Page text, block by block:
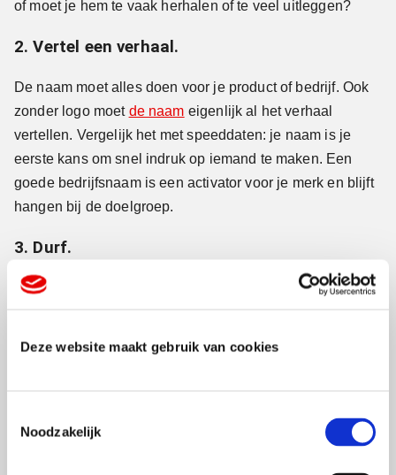
Deze website maakt gebruik van cookies
Noodzakelijk
of moet je hem te vaak herhalen of te veel uitleggen?
2. Vertel een verhaal.
De naam moet alles doen voor je product of bedrijf. Ook
zonder logo moet de naam eigenlijk al het verhaal
vertellen. Vergelijk het met speeddaten: je naam is je
eerste kans om snel indruk op iemand te maken. Een
goede bedrijfsnaam is een activator voor je merk en blijft
hangen bij de doelgroep.
3. Durf.
Kijk hoe je directe concurrenten heten en kies dan een
4. Vraag niet te veel mensen.
mensen. Vraag niet het voltallige personeel, de buurman
en ook nog je zwagers om mee te denken. Een durfnaam